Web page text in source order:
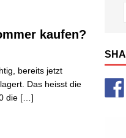
kaufen?
bereits jetzt
Das heisst die
die […]